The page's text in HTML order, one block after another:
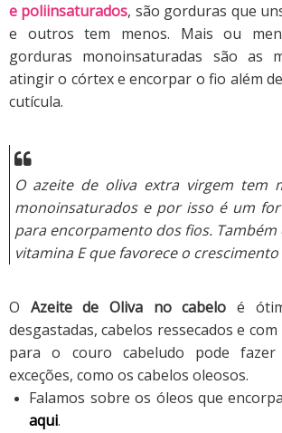
e poliinsaturados, são gorduras que
e outros tem menos. Mais ou
gorduras monoinsaturadas são as
atingir o córtex e encorpar o fio além
cutícula.
O azeite de oliva extra virgem tem
monoinsaturados e por isso é um
para encorpamento dos fios. Também
vitamina E que favorece o
O Azeite de Oliva no cabelo é
desgastadas, cabelos ressecados e
para o couro cabeludo pode fazer
exceções, como os cabelos oleosos.
Falamos sobre os óleos que
aqui.